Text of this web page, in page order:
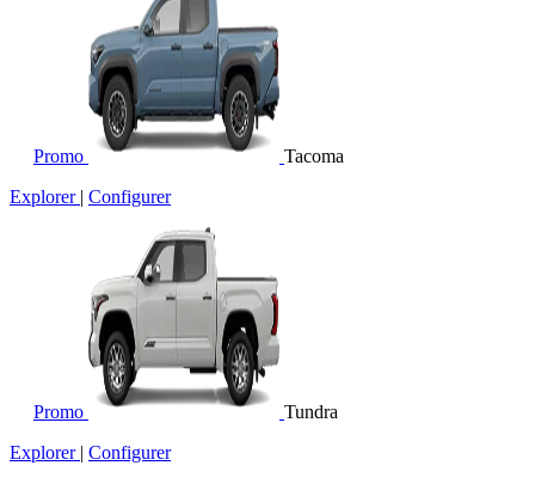
Promo
Tacoma
Explorer | Configurer
Promo
Tundra
Explorer | Configurer